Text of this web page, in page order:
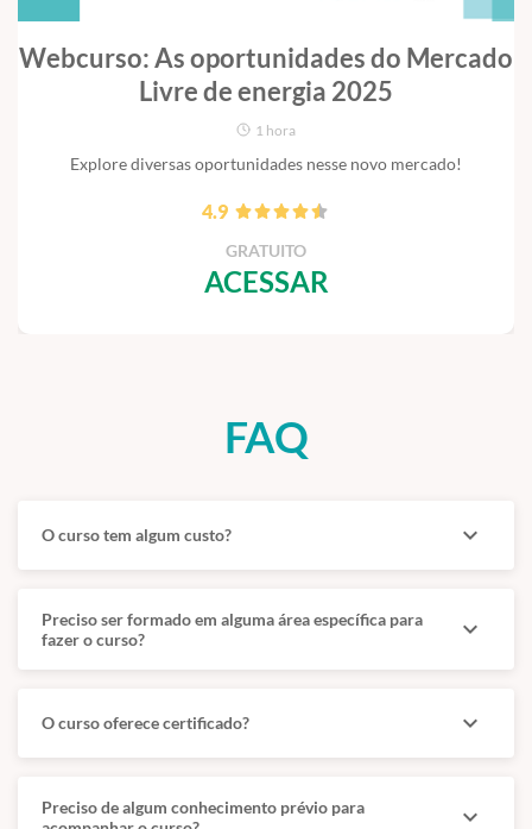
Webcurso: As oportunidades do Mercado
Livre de energia 2025
1 hora
Explore diversas oportunidades nesse novo mercado!
4.9
GRATUITO
ACESSAR
FAQ
O curso tem algum custo? expand_more
Preciso ser formado em alguma área específica para
fazer o curso?
expand_more
O curso oferece certificado? expand_more
Preciso de algum conhecimento prévio para
expand_more